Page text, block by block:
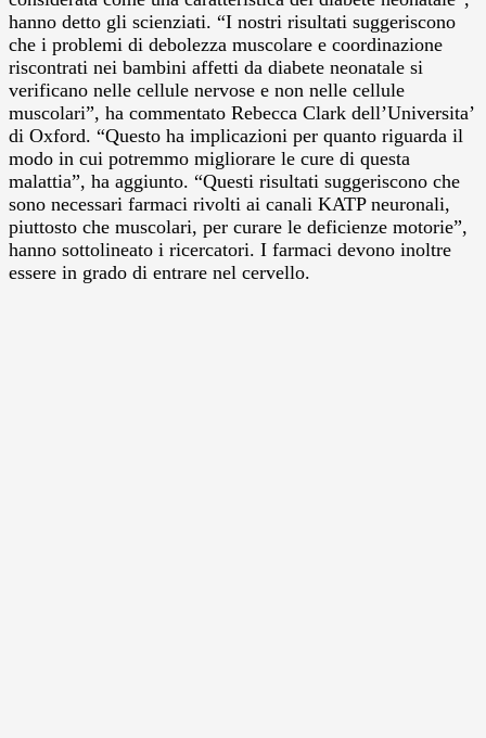
hanno detto gli scienziati. “I nostri risultati suggeriscono
che i problemi di debolezza muscolare e coordinazione
riscontrati nei bambini affetti da diabete neonatale si
verificano nelle cellule nervose e non nelle cellule
muscolari”, ha commentato Rebecca Clark dell’Universita’
di Oxford. “Questo ha implicazioni per quanto riguarda il
modo in cui potremmo migliorare le cure di questa
malattia”, ha aggiunto. “Questi risultati suggeriscono che
sono necessari farmaci rivolti ai canali KATP neuronali,
piuttosto che muscolari, per curare le deficienze motorie”,
hanno sottolineato i ricercatori. I farmaci devono inoltre
essere in grado di entrare nel cervello.